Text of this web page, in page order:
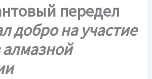
передел
добро на участие
алмазной